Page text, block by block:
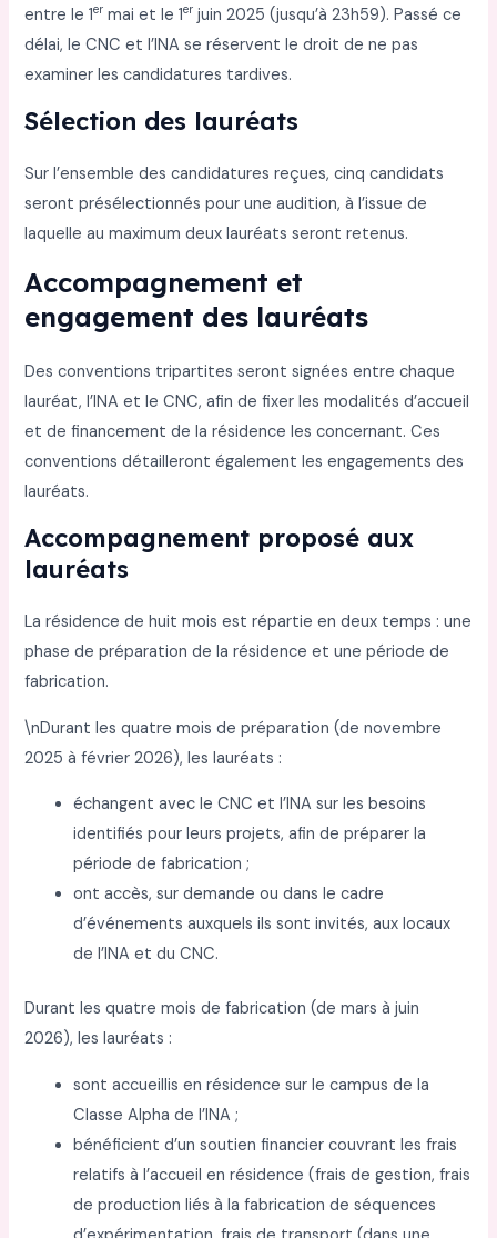
entre le 1er mai et le 1er juin 2025 (jusqu’à 23h59). Passé ce
délai, le CNC et l’INA se réservent le droit de ne pas
examiner les candidatures tardives.
Sélection des lauréats
Sur l’ensemble des candidatures reçues, cinq candidats
seront présélectionnés pour une audition, à l’issue de
laquelle au maximum deux lauréats seront retenus.
Accompagnement et
engagement des lauréats
Des conventions tripartites seront signées entre chaque
lauréat, l’INA et le CNC, afin de fixer les modalités d’accueil
et de financement de la résidence les concernant. Ces
conventions détailleront également les engagements des
lauréats.
Accompagnement proposé aux
lauréats
La résidence de huit mois est répartie en deux temps : une
phase de préparation de la résidence et une période de
fabrication.
\nDurant les quatre mois de préparation (de novembre
2025 à février 2026), les lauréats :
échangent avec le CNC et l’INA sur les besoins
identifiés pour leurs projets, afin de préparer la
période de fabrication ;
ont accès, sur demande ou dans le cadre
d’événements auxquels ils sont invités, aux locaux
de l’INA et du CNC.
Durant les quatre mois de fabrication (de mars à juin
2026), les lauréats :
sont accueillis en résidence sur le campus de la
Classe Alpha de l’INA ;
bénéficient d’un soutien financier couvrant les frais
relatifs à l’accueil en résidence (frais de gestion, frais
de production liés à la fabrication de séquences